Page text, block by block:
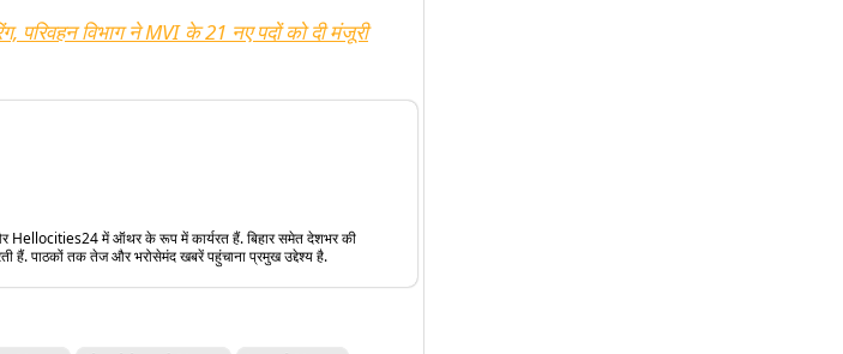
परिवहन विभाग ने MVI के 21 नए पदों को दी मंजूरी
और Hellocities24 में ऑथर के रूप में कार्यरत हैं. बिहार समेत देशभर की
हैं. पाठकों तक तेज और भरोसेमंद खबरें पहुंचाना प्रमुख उद्देश्य है.